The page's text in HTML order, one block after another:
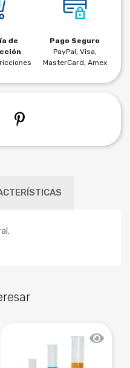
de
Pago Seguro
PayPal, Visa,
MasterCard, Amex